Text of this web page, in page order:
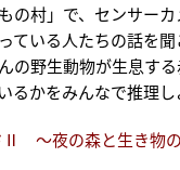
もの村」で、センサー
ている人たちの話を聞
の野生動物が生息す
るかをみんなで推理
～夜の森と生き物